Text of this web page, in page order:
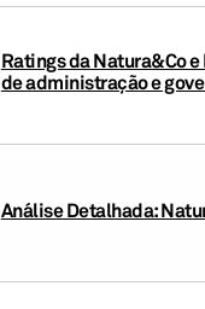
Ratings da Natura&Co
de administração e
Análise Detalhada: